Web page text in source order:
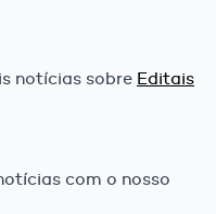
notícias sobre Editais
com o nosso